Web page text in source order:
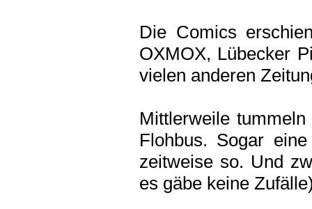
Die Comics
OXMOX, Lübecker
vielen anderen
Mittlerweile
Flohbus. Sogar
zeitweise so. Und
es gäbe keine